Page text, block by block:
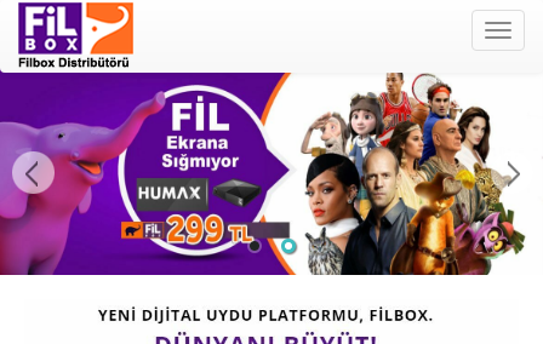
Filbox